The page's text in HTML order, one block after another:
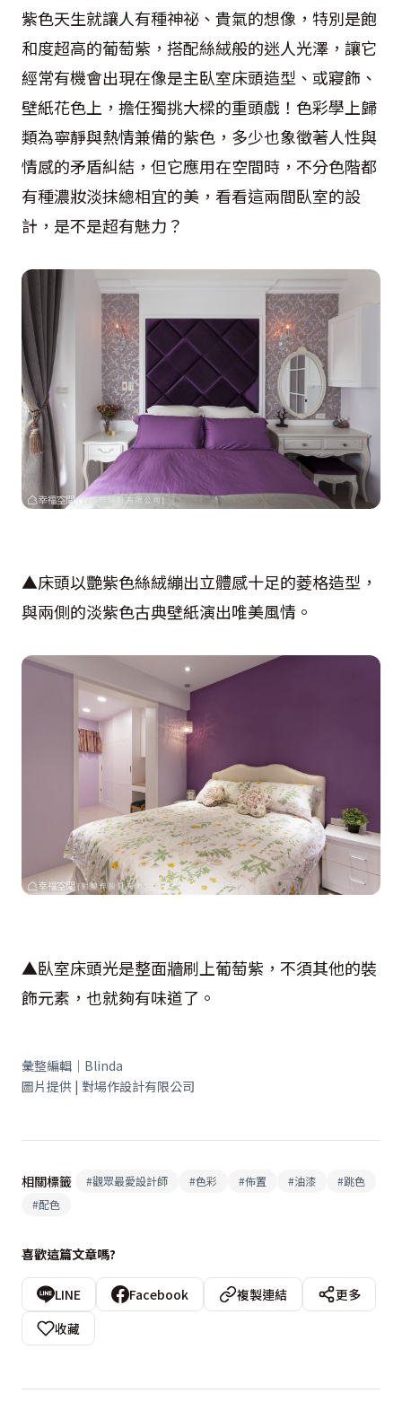
紫色天生就讓人有種神祕、貴氣的想像，特別是飽
和度超高的葡萄紫，搭配絲絨般的迷人光澤，讓它
經常有機會出現在像是主臥室床頭造型、或寢飾、
壁紙花色上，擔任獨挑大樑的重頭戲！色彩學上歸
類為寧靜與熱情兼備的紫色，多少也象徵著人性與
情感的矛盾糾結，但它應用在空間時，不分色階都
有種濃妝淡抹總相宜的美，看看這兩間臥室的設
計，是不是超有魅力？
▲床頭以艷紫色絲絨繃出立體感十足的菱格造型，
與兩側的淡紫色古典壁紙演出唯美風情。
▲臥室床頭光是整面牆刷上葡萄紫，不須其他的裝
飾元素，也就夠有味道了。
彙整編輯｜Blinda
圖片提供 | 對場作設計有限公司
相關標籤 #觀眾最愛設計師 #色彩 #佈置 #油漆 #跳色
#配色
喜歡這篇文章嗎?
LINE Facebook 複製連結
更多
收藏